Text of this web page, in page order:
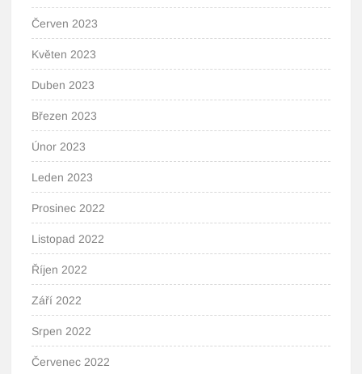
Červen 2023
Květen 2023
Duben 2023
Březen 2023
Únor 2023
Leden 2023
Prosinec 2022
Listopad 2022
Říjen 2022
Září 2022
Srpen 2022
Červenec 2022